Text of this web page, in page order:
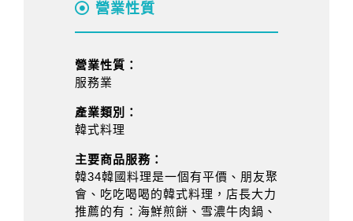
營業性質
營業性質：
服務業
產業類別：
韓式料理
主要商品服務：
韓34韓國料理是一個有平價、朋友聚
會、吃吃喝喝的韓式料理，店長大力
推薦的有：海鮮煎餅、雪濃牛肉鍋、